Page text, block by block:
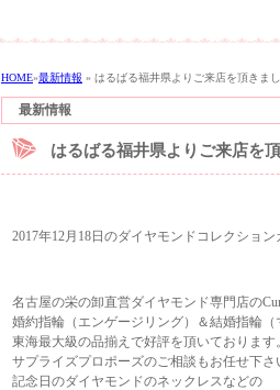
HOME»最新情報 » はるばる福井県よりご来店を頂きま
最新情報
はるばる福井県よりご来店を
2017年12月18日のダイヤモンドコレクショ
名古屋の栄の卸直営ダイヤモンド専門店の
婚約指輪（エンゲージリング）＆結婚指輪（
東海最大級の品揃えで好評を頂いております。
サプライズプロポーズのご相談もお任せ下
記念日のダイヤモンドのネックレスなどの